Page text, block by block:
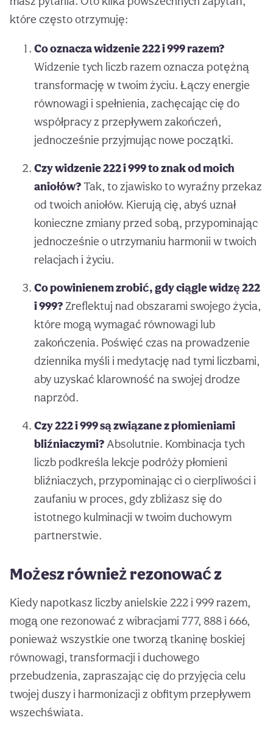
które często otrzymuję:
Co oznacza widzenie 222 i 999 razem?
Widzenie tych liczb razem oznacza potężną
transformację w twoim życiu. Łączy energie
równowagi i spełnienia, zachęcając cię do
współpracy z przepływem zakończeń,
jednocześnie przyjmując nowe początki.
Czy widzenie 222 i 999 to znak od moich
aniołów?Tak, to zjawisko to wyraźny przekaz
od twoich aniołów. Kierują cię, abyś uznał
konieczne zmiany przed sobą, przypominając
jednocześnie o utrzymaniu harmonii w twoich
relacjach i życiu.
Co powinienem zrobić, gdy ciągle widzę 222
i 999? Zreflektuj nad obszarami swojego życia,
które mogą wymagać równowagi lub
zakończenia. Poświęć czas na prowadzenie
dziennika myśli i medytację nad tymi liczbami,
aby uzyskać klarowność na swojej drodze
naprzód.
Czy 222 i 999 są związane z płomieniami
bliźniaczymi? Absolutnie. Kombinacja tych
liczb podkreśla lekcje podróży płomieni
bliźniaczych, przypominając ci o cierpliwości i
zaufaniu w proces, gdy zbliżasz się do
istotnego kulminacji w twoim duchowym
partnerstwie.
Możesz również rezonować z
Kiedy napotkasz liczby anielskie 222 i 999 razem,
mogą one rezonować z wibracjami 777, 888 i 666,
ponieważ wszystkie one tworzą tkaninę boskiej
równowagi, transformacji i duchowego
przebudzenia, zapraszając cię do przyjęcia celu
twojej duszy i harmonizacji z obfitym przepływem
wszechświata.